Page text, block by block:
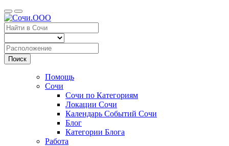
Поиск
Помощь
Сочи
Сочи по Категориям
Локации Сочи
Календарь Событий Сочи
Блог
Категории Блога
Работа